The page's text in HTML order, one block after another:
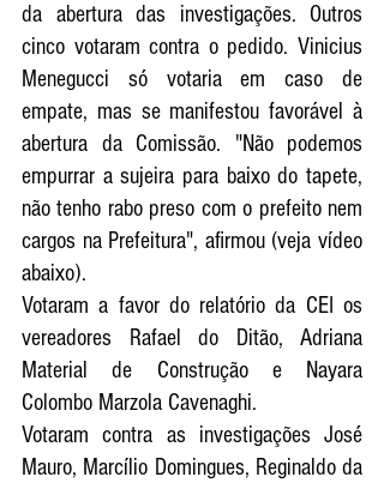
da abertura das investigações. Outros
cinco votaram contra o pedido. Vinicius
Menegucci só votaria em caso de
empate, mas se manifestou favorável à
abertura da Comissão. "Não podemos
empurrar a sujeira para baixo do tapete,
não tenho rabo preso com o prefeito nem
cargos na Prefeitura", afirmou (veja vídeo
abaixo).
Votaram a favor do relatório da CEI os
vereadores Rafael do Ditão, Adriana
Material de Construção e Nayara
Colombo Marzola Cavenaghi.
Votaram contra as investigações José
Mauro, Marcílio Domingues, Reginaldo da